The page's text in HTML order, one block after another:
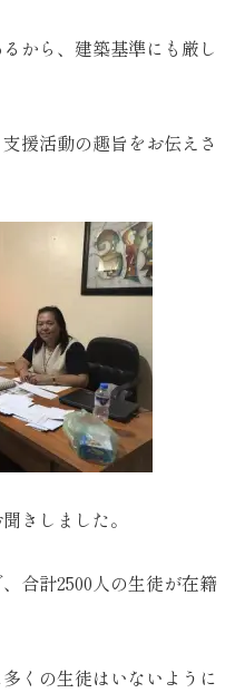
から、建築基準にも厳し
援活動の趣旨をお伝えさ
きしました。
合計2500人の生徒が在籍
くの生徒はいないように